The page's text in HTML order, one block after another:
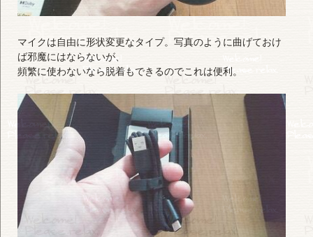
マイクは自由に形状変更なタイプ。写真のように曲げておけ
ば邪魔にはならないが、
頻繁に使わないなら脱着もできるのでこれは便利。